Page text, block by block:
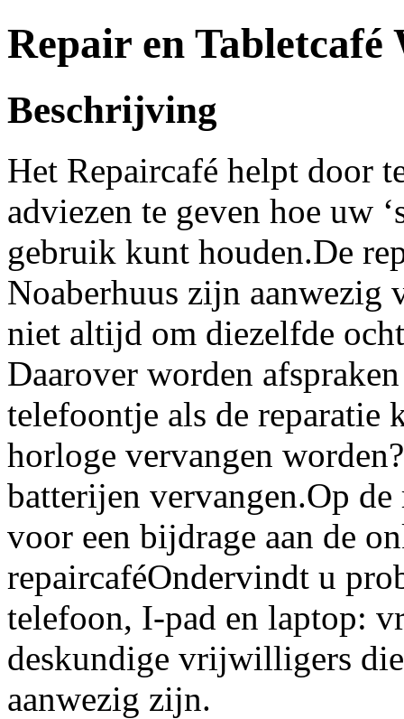
Repair en Tabletcafé
Beschrijving
Het Repaircafé helpt door
adviezen te geven hoe uw
gebruik kunt houden.De
Noaberhuus zijn
niet altijd om diezelfde
Daarover worden
telefoontje als de
horloge vervangen
batterijen vervangen.Op
voor een bijdrage aan de
repaircaféOndervindt u
telefoon, I-pad en laptop:
deskundige vrijwilligers
aanwezig zijn.